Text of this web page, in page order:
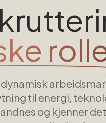
til energi,
og kjenner